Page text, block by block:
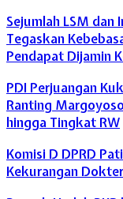
Sejumlah LSM dan
Tegaskan
Pendapat Dijamin
PDI Perjuangan
Ranting
hingga Tingkat RW
Komisi D DPRD
Kekurangan